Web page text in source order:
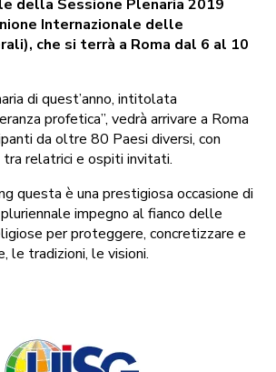
della Sessione Plenaria 2019
Internazionale delle
che si terrà a Roma dal 6 al 10
di quest’anno, intitolata
profetica”, vedrà arrivare a Roma
da oltre 80 Paesi diversi, con
relatrici e ospiti invitati.
questa è una prestigiosa occasione di
impegno al fianco delle
per proteggere, concretizzare e
le tradizioni, le visioni.